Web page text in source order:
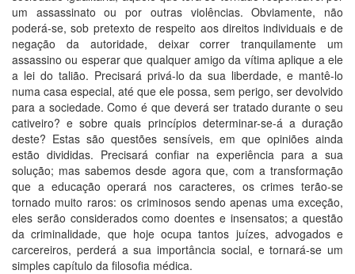
um assassinato ou por outras violências. Obviamente, não
poderá-se, sob pretexto de respeito aos direitos individuais e de
negação da autoridade, deixar correr tranquilamente um
assassino ou esperar que qualquer amigo da vítima aplique a ele
a lei do talião. Precisará privá-lo da sua liberdade, e mantê-lo
numa casa especial, até que ele possa, sem perigo, ser devolvido
para a sociedade. Como é que deverá ser tratado durante o seu
cativeiro? e sobre quais princípios determinar-se-á a duração
deste? Estas são questões sensíveis, em que opiniões ainda
estão divididas. Precisará confiar na experiência para a sua
solução; mas sabemos desde agora que, com a transformação
que a educação operará nos caracteres, os crimes terão-se
tornado muito raros: os criminosos sendo apenas uma exceção,
eles serão considerados como doentes e insensatos; a questão
da criminalidade, que hoje ocupa tantos juízes, advogados e
carcereiros, perderá a sua importância social, e tornará-se um
simples capítulo da filosofia médica.